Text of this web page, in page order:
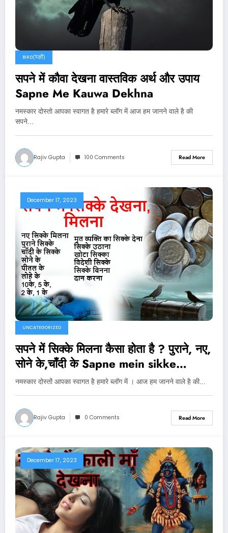
BIRD(पक्षी)
सपने में कौवा देखना वास्तविक अर्थ और उपाय
Sapne Me Kauwa Dekhna
नमस्कार दोस्तो आपका स्वागत है हमारे ब्लॉग में आज हम जानने वाले है की
सपने…
Rajiv Gupta 100 Comments Read More
December 17, 2023
UNCATEGORIZED
सपने में सिक्के मिलना कैसा होता है ? पुराने, नए,
सोने के,चाँदी के Sapne mein sikke
dekhna
नमस्कार दोस्तों आपका स्वागत है हमारे ब्लॉग में । आज हम जानने वाले है की…
Rajiv Gupta 0 Comments Read More
December 17, 2023